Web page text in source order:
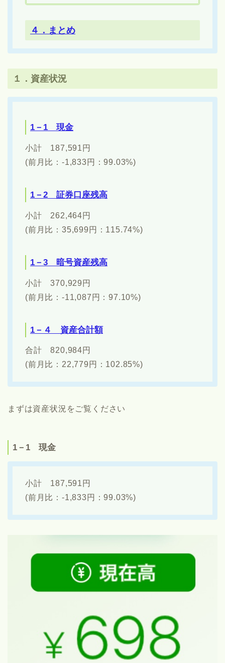
４．まとめ
１．資産状況
1－1 現金
小計 187,591円
(前月比：-1,833円：99.03%)
1－2 証券口座残高
小計 262,464円
(前月比：35,699円：115.74%)
1－3 暗号資産残高
小計 370,929円
(前月比：-11,087円：97.10%)
1－４ 資産合計額
合計 820,984円
(前月比：22,779円：102.85%)
まずは資産状況をご覧ください
1－1 現金
小計 187,591円
(前月比：-1,833円：99.03%)